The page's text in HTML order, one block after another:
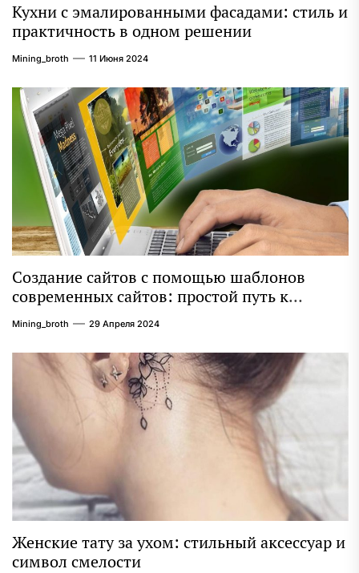
Кухни с эмалированными фасадами: стиль и
практичность в одном решении
Mining_broth 11 Июня 2024
Создание сайтов с помощью шаблонов
современных сайтов: простой путь к
качественному веб-присутствию
Mining_broth 29 Апреля 2024
Женские тату за ухом: стильный аксессуар и
символ смелости